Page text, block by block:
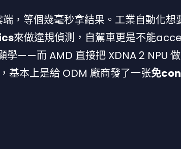
，等個幾毫秒拿結果。工業自動化想
來做違規偵測，自駕車更是不能
——而 AMD 直接把 XDNA 2 NPU
基本上是給 ODM 廠商發了一张免